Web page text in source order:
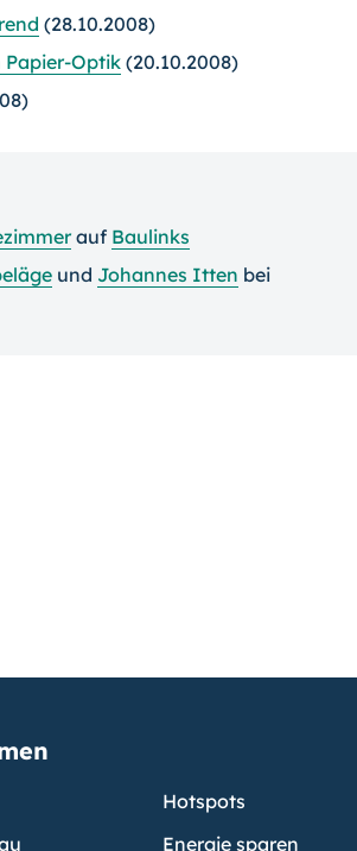
(28.10.2008)
Papier-Optik(20.10.2008)
auf Baulinks
und Johannes Itten bei
Hotspots
Energie sparen